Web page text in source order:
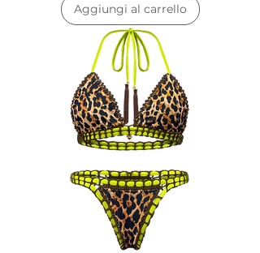
Aggiungi al carrello